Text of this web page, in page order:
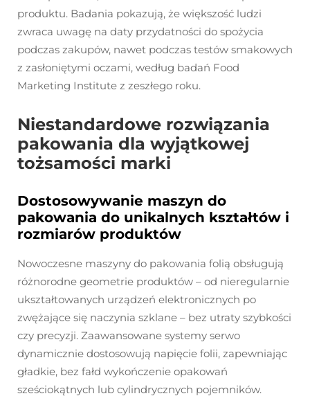
produktu. Badania pokazują, że większość ludzi
zwraca uwagę na daty przydatności do spożycia
podczas zakupów, nawet podczas testów smakowych
z zasłoniętymi oczami, według badań Food
Marketing Institute z zeszłego roku.
Niestandardowe rozwiązania
pakowania dla wyjątkowej
tożsamości marki
Dostosowywanie maszyn do
pakowania do unikalnych kształtów i
rozmiarów produktów
Nowoczesne maszyny do pakowania folią obsługują
różnorodne geometrie produktów – od nieregularnie
ukształtowanych urządzeń elektronicznych po
zwężające się naczynia szklane – bez utraty szybkości
czy precyzji. Zaawansowane systemy serwo
dynamicznie dostosowują napięcie folii, zapewniając
gładkie, bez fałd wykończenie opakowań
sześciokątnych lub cylindrycznych pojemników.